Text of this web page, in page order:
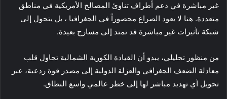
غير مباشرة في دعم أطراف تناوئ المصالح الأمريكية في مناطق
متعددة. هنا لا يعود الصراع محصوراً في الجغرافيا ، بل يتحول إلى
شبكة تأثيرات غير مباشرة قد تمتد إلى مسارح بعيدة.
من منظور تحليلي، يبدو أن القيادة الكورية الشمالية تحاول قلب
معادلة الضعف الجغرافي والعزلة الدولية إلى مصدر قوة ردعية، عبر
تحويل أي تهديد مباشر لها إلى خطر عالمي واسع النطاق.